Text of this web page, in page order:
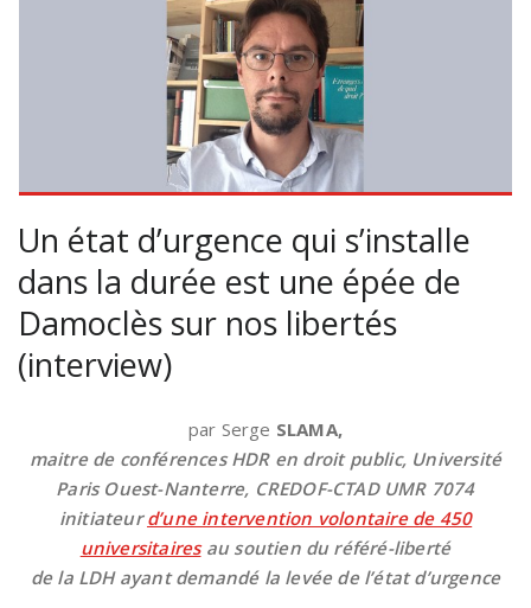
Un état d’urgence qui s’installe
dans la durée est une épée de
Damoclès sur nos libertés
(interview)
par Serge SLAMA,
maitre de conférences HDR en droit public, Université
Paris Ouest-Nanterre, CREDOF-CTAD UMR 7074
initiateurd’une intervention volontaire de 450
universitairesau soutien du référé-liberté
de la LDH ayant demandé la levée de l’état d’urgence